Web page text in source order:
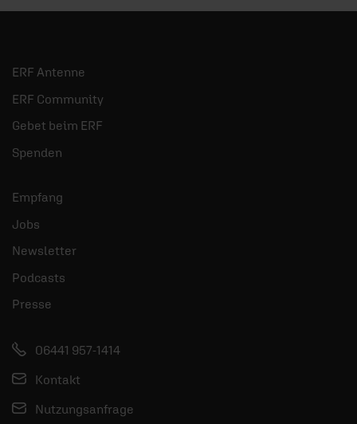
ERF Antenne
ERF Community
Gebet beim ERF
Spenden
Empfang
Jobs
Newsletter
Podcasts
Presse
06441 957-1414
Kontakt
Nutzungsanfrage